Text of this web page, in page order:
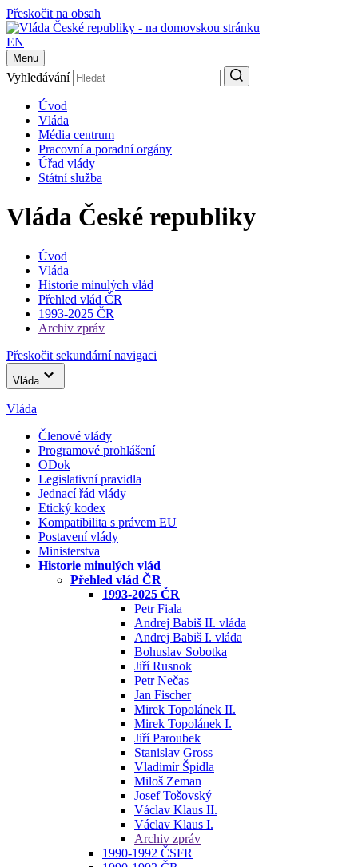
Přeskočit na obsah
EN
Menu
Vyhledávání
Úvod
Vláda
Média centrum
Pracovní a poradní orgány
Úřad vlády
Státní služba
Vláda České republiky
Úvod
Vláda
Historie minulých vlád
Přehled vlád ČR
1993-2025 ČR
Archiv zpráv
Přeskočit sekundární navigaci
Vláda
Vláda
Členové vlády
Programové prohlášení
ODok
Legislativní pravidla
Jednací řád vlády
Etický kodex
Kompatibilita s právem EU
Postavení vlády
Ministerstva
Historie minulých vlád
Přehled vlád ČR
1993-2025 ČR
Petr Fiala
Andrej Babiš II. vláda
Andrej Babiš I. vláda
Bohuslav Sobotka
Jiří Rusnok
Petr Nečas
Jan Fischer
Mirek Topolánek II.
Mirek Topolánek I.
Jiří Paroubek
Stanislav Gross
Vladimír Špidla
Miloš Zeman
Josef Tošovský
Václav Klaus II.
Václav Klaus I.
Archiv zpráv
1990-1992 ČSFR